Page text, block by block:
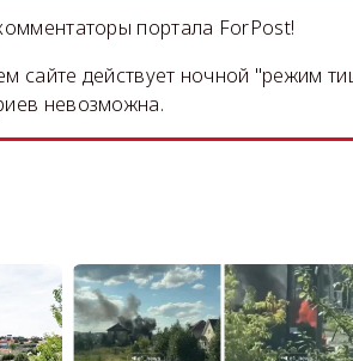
портала ForPost!
сайте действует ночной "режим
невозможна.